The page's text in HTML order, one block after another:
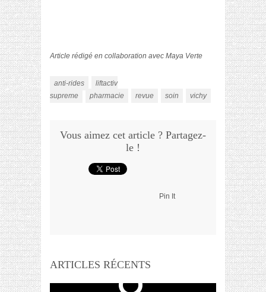
Article rédigé en collaboration avec Maya Verte
anti-rides
liftactiv
supreme
pharmacie revue soin vichy
Vous aimez cet article ? Partagez-
le !
Pin It
ARTICLES RÉCENTS